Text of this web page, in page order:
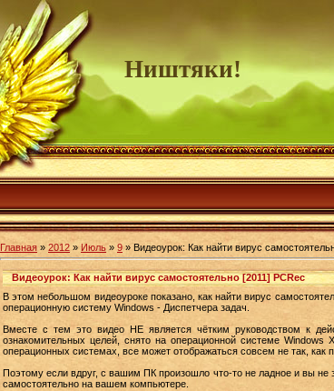
Ништяки!
Главная » 2012 » Июль » 9 » Видеоурок: Как найти вирус
Видеоурок: Как найти вирус самостоятельно [2011] PCRec
В этом небольшом видеоуроке показано, как найти вирус
операционную систему Windows - Диспетчера задач.
Вместе с тем это видео НЕ является чётким руководством к
ознакомительных целей, снято на операционной системе
операционных системах, все может отображаться совсем не так, как
Поэтому если вдруг, с вашим ПК произошло что-то не ладное и вы не
самостоятельно на вашем компьютере.